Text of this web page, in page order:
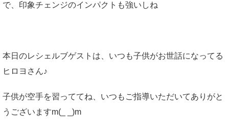
で、印象チェンジのインパクトも強いしね
本日のレシェルブゲストは、いつも子供がお世話になってる
ヒロヨさん♪
子供が空手を習っててね、いつもご指導いただいてありがと
うございますm(_ _)m